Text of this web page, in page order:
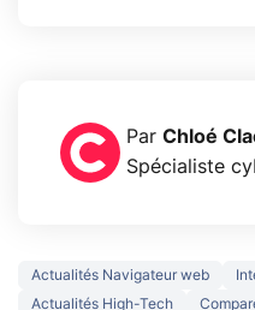
Par Chloé
Spécialiste
Actualités Navigateur web
Actualités High-Tech